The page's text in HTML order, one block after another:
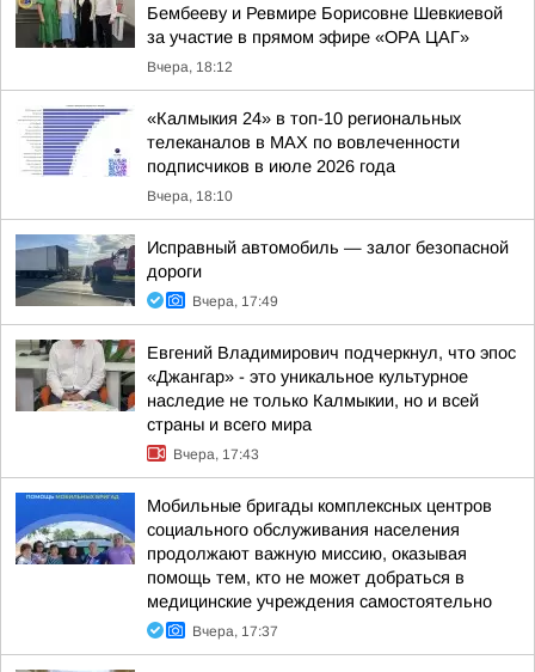
Бембееву и Ревмире Борисовне Шевкиевой
за участие в прямом эфире «ОРА ЦАГ»
Вчера, 18:12
«Калмыкия 24» в топ-10 региональных
телеканалов в MAX по вовлеченности
подписчиков в июле 2026 года
Вчера, 18:10
Исправный автомобиль — залог безопасной
дороги
Вчера, 17:49
Евгений Владимирович подчеркнул, что эпос
«Джангар» - это уникальное культурное
наследие не только Калмыкии, но и всей
страны и всего мира
Вчера, 17:43
Мобильные бригады комплексных центров
социального обслуживания населения
продолжают важную миссию, оказывая
помощь тем, кто не может добраться в
медицинские учреждения самостоятельно
Вчера, 17:37